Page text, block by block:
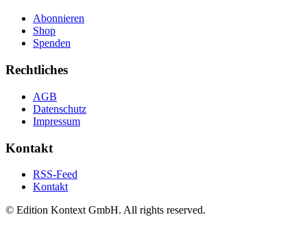
Abonnieren
Shop
Spenden
Rechtliches
AGB
Datenschutz
Impressum
Kontakt
RSS-Feed
Kontakt
© Edition Kontext GmbH. All rights reserved.